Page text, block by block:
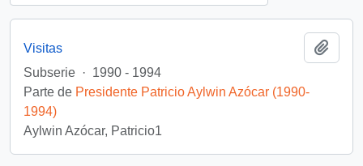
Visitas
Subserie · 1990 - 1994
Parte de Presidente Patricio Aylwin Azócar (1990-
1994)
Aylwin Azócar, Patricio1